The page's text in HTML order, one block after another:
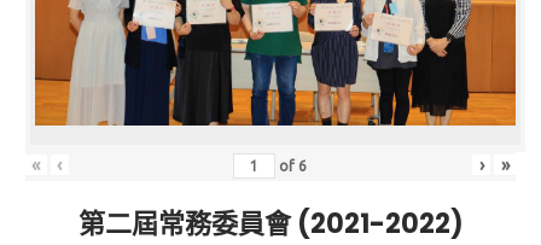
« ‹ of 6 › »
第二屆常務委員會 (2021-2022)